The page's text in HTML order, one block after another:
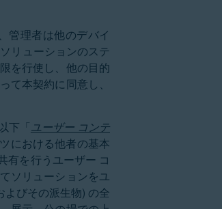
管理者は他のデバイ
リューションのステ
を行使し、他の目的
本契約に同意し、
下「ユーザー コンテ
における他者の基本
有を行うユーザー コ
ソリューションをユ
びその派生物) の全